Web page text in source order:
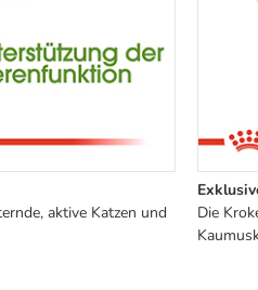
aktive Katzen und
Die